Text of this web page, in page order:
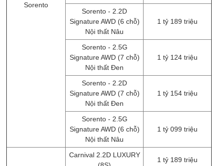
Sorento
Sorento - 2.2D
Signature AWD (6 chỗ)
Nội thất Nâu
1 tỷ 189 triệu
Sorento - 2.5G
Signature AWD (7 chỗ)
Nội thất Đen
1 tỷ 124 triệu
Sorento - 2.2D
Signature AWD (7 chỗ)
Nội thất Đen
1 tỷ 154 triệu
Sorento - 2.5G
Signature AWD (6 chỗ)
Nội thất Nâu
1 tỷ 099 triệu
Carnival 2.2D LUXURY
1 tỷ 189 triệu